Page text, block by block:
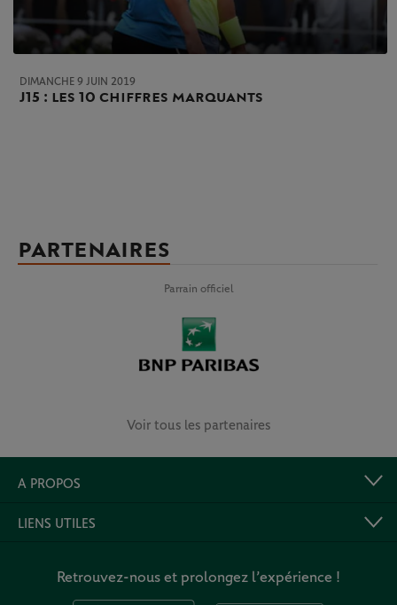
DIMANCHE 9 JUIN 2019
J15 : les 10 chiffres marquants
PARTENAIRES
Parrain officiel
Voir tous les partenaires
A PROPOS
LIENS UTILES
Retrouvez-nous et prolongez l’expérience !